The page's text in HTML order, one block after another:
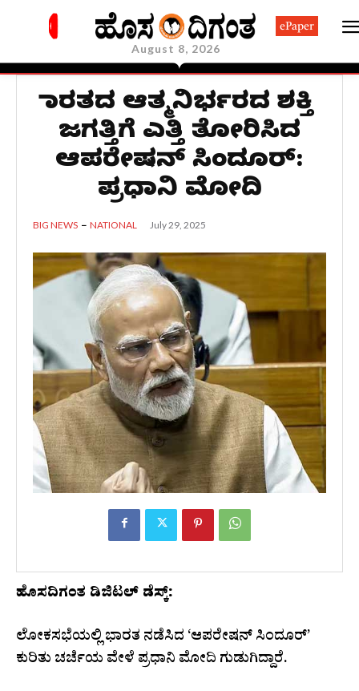
August 8, 2026
ePaper
ಭಾರತದ ಆತ್ಮನಿರ್ಭರದ ಶಕ್ತಿ
ಜಗತ್ತಿಗೆ ಎತ್ತಿ ತೋರಿಸಿದ
ಆಪರೇಷನ್ ಸಿಂದೂರ್:
ಪ್ರಧಾನಿ ಮೋದಿ
BIG NEWS NATIONAL July 29, 2025
ಹೊಸದಿಗಂತ ಡಿಜಿಟಲ್ ಡೆಸ್ಕ್:
ಲೋಕಸಭೆಯಲ್ಲಿ ಭಾರತ ನಡೆಸಿದ ‘ಆಪರೇಷನ್ ಸಿಂದೂರ್’
ಕುರಿತು ಚರ್ಚೆಯ ವೇಳೆ ಪ್ರಧಾನಿ ಮೋದಿ ಗುಡುಗಿದ್ದಾರೆ.